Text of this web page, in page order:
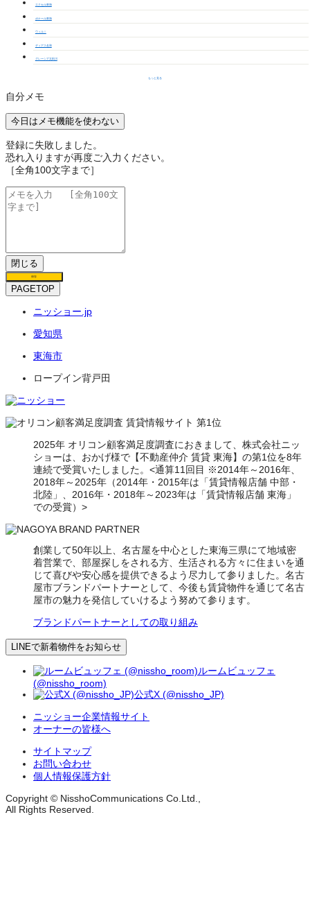
エクセル東海
ボナール東海
ウィルⅠ
ディアス名和
グレーシア太田川
もっと見る
自分メモ
今日はメモ機能を使わない
登録に失敗しました。
恐れ入りますが再度ご入力ください。
［全角100文字まで］
閉じる
保存
PAGETOP
ニッショー.jp
愛知県
東海市
ロープイン背戸田
2025年 オリコン顧客満足度調査におきまして、株式会社ニッ
ショーは、おかげ様で【不動産仲介 賃貸 東海】の第1位を8年
連続で受賞いたしました。<通算11回目 ※2014年～2016年、
2018年～2025年（2014年・2015年は「賃貸情報店舗 中部・
北陸」、2016年・2018年～2023年は「賃貸情報店舗 東海」
での受賞）>
創業して50年以上、名古屋を中心とした東海三県にて地域密
着営業で、部屋探しをされる方、生活される方々に住まいを通
じて喜びや安心感を提供できるよう尽力して参りました。名古
屋市ブランドパートナーとして、今後も賃貸物件を通じて名古
屋市の魅力を発信していけるよう努めて参ります。
ブランドパートナーとしての取り組み
LINEで新着物件をお知らせ
ルームビュッフェ
(@nissho_room)
公式X (@nissho_JP)
ニッショー企業情報サイト
オーナーの皆様へ
サイトマップ
お問い合わせ
個人情報保護方針
Copyright © NisshoCommunications Co.Ltd.,
All Rights Reserved.